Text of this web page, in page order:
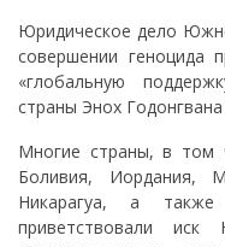
Юридическое дело
совершении геноцида
«глобальную
страны Энох Годонгвана
Многие страны, в том
Боливия, Иордания,
Никарагуа, а также
приветствовали